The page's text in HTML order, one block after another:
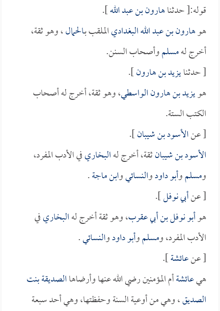
قوله:[ حدثناهارون بن عبد الله].
هوهارون بن عبد الله البغداديالملقب بـالحمال، وهو ثقة،
أخرج لهمسلموأصحاب السنن.
[ حدثنايزيد بن هارون].
هويزيد بن هارون الواسطي، وهو ثقة، أخرج له أصحاب
الكتب الستة.
[ عنالأسود بن شيبان].
الأسود بن شيبانثقة، أخرج لهالبخاريفي الأدب المفرد،
ومسلموأبو داودوالنسائيوابن ماجة.
[ عنأبي نوفل].
هوأبو نوفل بن أبي عقرب، وهو ثقة أخرج لهالبخاريفي
الأدب المفرد، ومسلموأبو داودوالنسائي.
[ عنعائشة].
هيعائشةأم المؤمنين رضي الله عنها وأرضاهاالصديقة بنت
الصديق، وهي من أوعية السنة وحفظتها، وهي أحد سبعة